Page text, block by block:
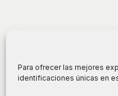
Para ofrecer las mejores
identificaciones únicas en